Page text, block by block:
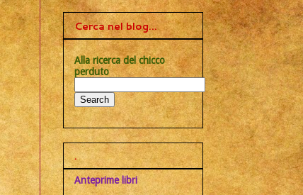
Cerca nel blog...
Alla ricerca del chicco
perduto
.
Anteprime libri